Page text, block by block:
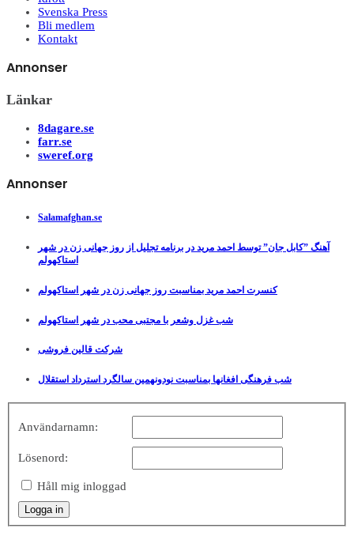
Svenska Press
Bli medlem
Kontakt
Annonser
Länkar
8dagare.se
farr.se
sweref.org
Annonser
Salamafghan.se
آهنگ ”کابل جان” توسط احمد مرید در برنامه تجلیل از روز جهانی زن در شهر
استاکهولم
کنسرت احمد مرید بمناسبت روز جهانی زن در شهر استاکهولم
شب غزل وشعر با مجتبی محب در شهر استاکهولم
شرکت قالین فروشی
شب فرهنگی افغانها بمناسبت نودونهمین سالگرد استرداد استقلال
Användarnamn:
Lösenord:
Håll mig inloggad
Logga in